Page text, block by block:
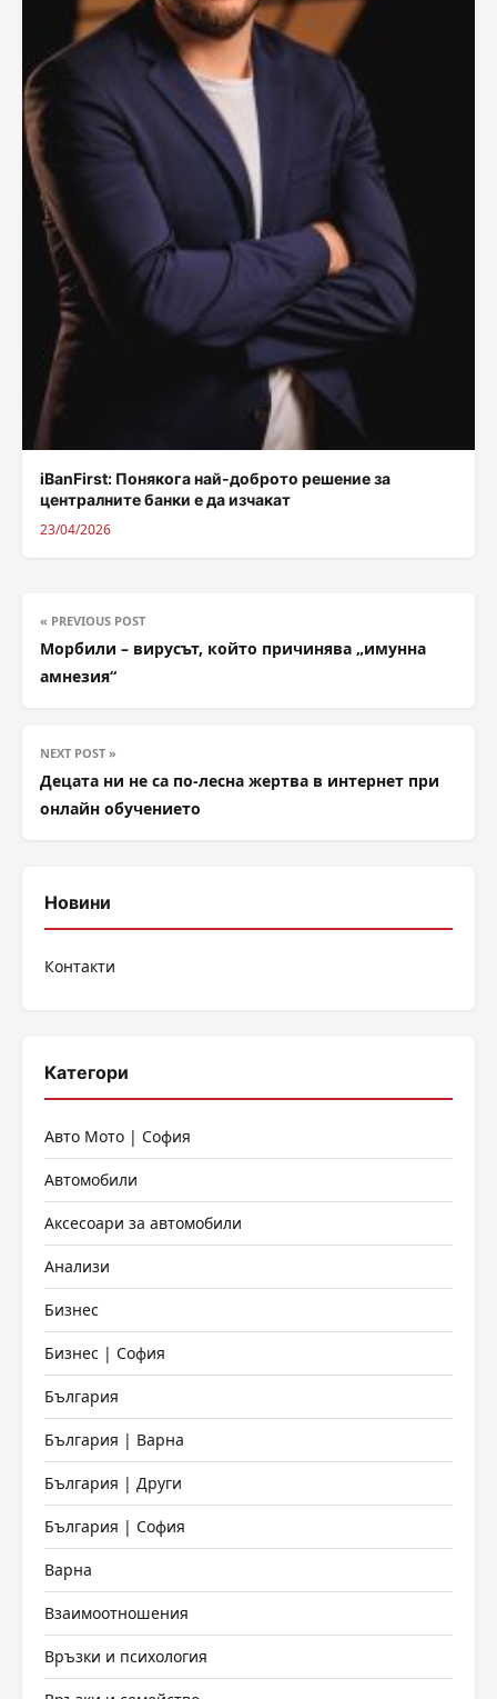
iBanFirst: Понякога най-доброто решение за
централните банки е да изчакат
23/04/2026
« PREVIOUS POST
Морбили – вирусът, който причинява „имунна
амнезия“
NEXT POST »
Децата ни не са по-лесна жертва в интернет при
онлайн обучението
Новини
Контакти
Категори
Авто Мото | София
Автомобили
Аксесоари за автомобили
Анализи
Бизнес
Бизнес | София
България
България | Варна
България | Други
България | София
Варна
Взаимоотношения
Връзки и психология